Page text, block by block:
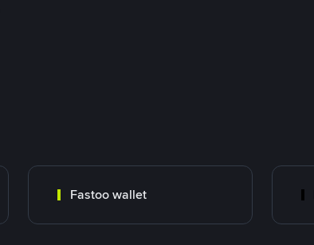
Fastoo wallet